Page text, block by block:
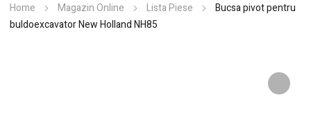
Home Magazin Online Lista Piese
Bucsa pivot pentru
buldoexcavator New Holland NH85